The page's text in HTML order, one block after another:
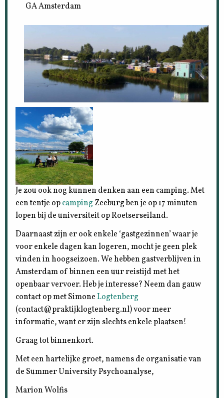
GA Amsterdam
Je zou ook nog kunnen denken aan een camping. Met
een tentje opcamping Zeeburg ben je op 17 minuten
lopen bij de universiteit op Roetserseiland.
Daarnaast zijn er ook enkele ‘gastgezinnen’ waar je
voor enkele dagen kan logeren, mocht je geen plek
vinden in hoogseizoen. We hebben gastverblijven in
Amsterdam of binnen een uur reistijd met het
openbaar vervoer. Heb je interesse? Neem dan gauw
contact op met SimoneLogtenberg
(contact@praktijklogtenberg.nl) voor meer
informatie, want er zijn slechts enkele plaatsen!
Graag tot binnenkort.
Met een hartelijke groet, namens de organisatie van
de Summer University Psychoanalyse,
Marion Wolfis